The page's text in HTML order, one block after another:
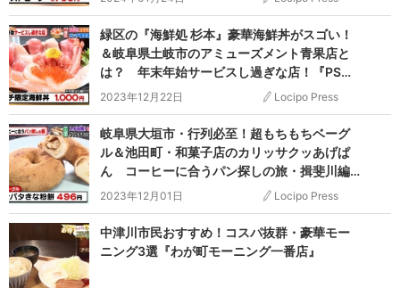
緑区の『海鮮処 杉本』豪華海鮮丼がスゴい！
＆岐阜県土岐市のアミューズメント青果店と
は？ 年末年始サービスし過ぎな店！『PS純
金（ゴールド）』
2023年12月22日 Locipo Press
岐阜県大垣市・行列必至！超もちもちベーグ
ル＆池田町・和菓子店のカリッサクッあげぱ
ん コーヒーに合うパン探しの旅・揖斐川編
『PS純金（ゴールド）』
2023年12月01日 Locipo Press
中津川市民おすすめ！コスパ抜群・豪華モー
ニング3選『わが町モーニング一番店』